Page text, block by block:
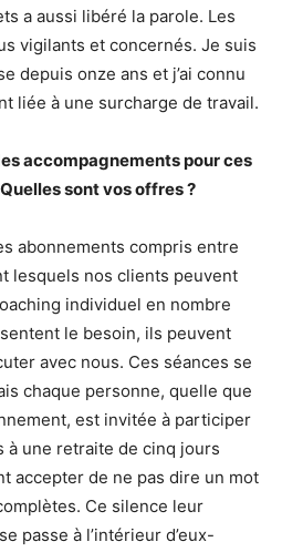
a aussi libéré la parole. Les
vigilants et concernés. Je suis
depuis onze ans et j’ai connu
liée à une surcharge de travail.
accompagnements pour ces
sont vos offres ?
abonnements compris entre
lesquels nos clients peuvent
individuel en nombre
le besoin, ils peuvent
avec nous. Ces séances se
chaque personne, quelle que
est invitée à participer
à une retraite de cinq jours
accepter de ne pas dire un mot
Ce silence leur
passe à l’intérieur d’eux-